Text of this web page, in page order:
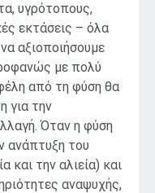
υγρότοπους,
εκτάσεις – όλα
αξιοποιήσουμε
με πολύ
από τη φύση θα
για την
Όταν η φύση
ανάπτυξη του
και την αλιεία) και
αναψυχής,